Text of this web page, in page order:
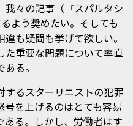
々の記事（『スパルタシ
よう奨めたい。そしても
も疑問も挙げて欲しい。
た重要な問題について率直
る。
するスターリニストの犯罪
を上げるのはとても容易
る。しかし、労働者はす